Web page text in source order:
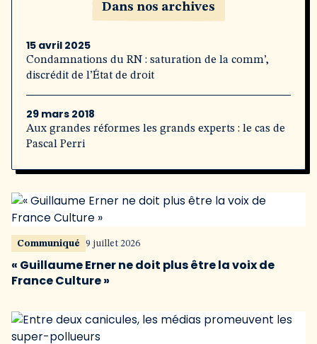
Dans nos archives
15 avril 2025
Condamnations du RN : saturation de la comm’,
discrédit de l’État de droit
29 mars 2018
Aux grandes réformes les grands experts : le cas de
Pascal Perri
Communiqué 9 juillet 2026
« Guillaume Erner ne doit plus être la voix de
France Culture »